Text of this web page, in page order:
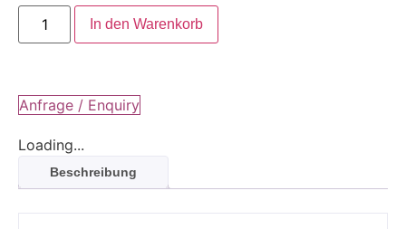
In den Warenkorb
Anfrage / Enquiry
Loading...
Beschreibung